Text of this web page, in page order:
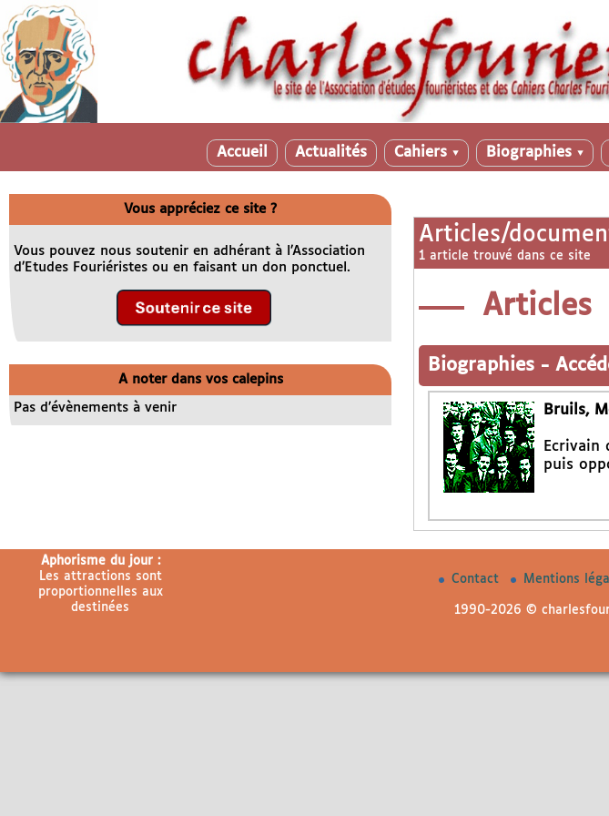
Accueil Actualités Cahiers ▼ Biographies ▼
Articles/
1 article trouvé dans ce site
Articles
Biographies -
Bruils,
Ecrivain
puis
Vous appréciez ce site ?
Vous pouvez nous soutenir en adhérant à l’Association
d’Etudes Fouriéristes ou en faisant un don ponctuel.
A noter dans vos calepins
Pas d’évènements à venir
Aphorisme du jour :
Les attractions sont
proportionnelles aux
destinées
Contact Mentions
1990-2026 ©